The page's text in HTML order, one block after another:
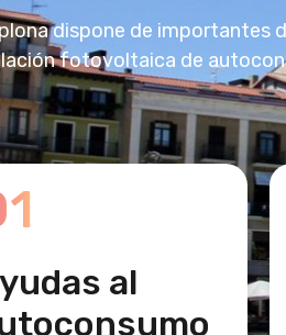
dispone de importantes
fotovoltaica de
al